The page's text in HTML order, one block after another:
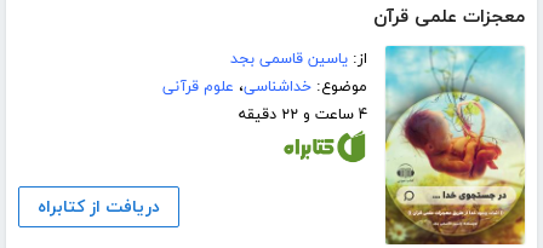
معجزات علمی قرآن
از:یاسین قاسمی بجد
موضوع:خداشناسی، علوم قرآنی
۴ ساعت و ۲۲ دقیقه
دریافت از کتابراه